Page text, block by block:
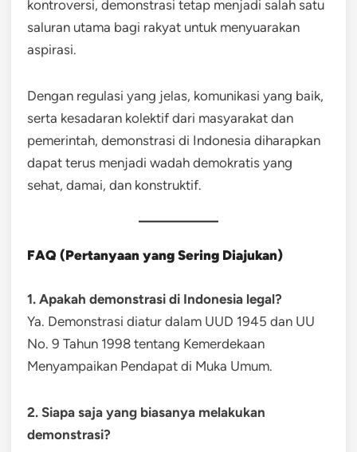
kontroversi, demonstrasi tetap menjadi salah satu
saluran utama bagi rakyat untuk menyuarakan
aspirasi.
Dengan regulasi yang jelas, komunikasi yang baik,
serta kesadaran kolektif dari masyarakat dan
pemerintah, demonstrasi di Indonesia diharapkan
dapat terus menjadi wadah demokratis yang
sehat, damai, dan konstruktif.
FAQ (Pertanyaan yang Sering Diajukan)
1. Apakah demonstrasi di Indonesia legal?
Ya. Demonstrasi diatur dalam UUD 1945 dan UU
No. 9 Tahun 1998 tentang Kemerdekaan
Menyampaikan Pendapat di Muka Umum.
2. Siapa saja yang biasanya melakukan
demonstrasi?